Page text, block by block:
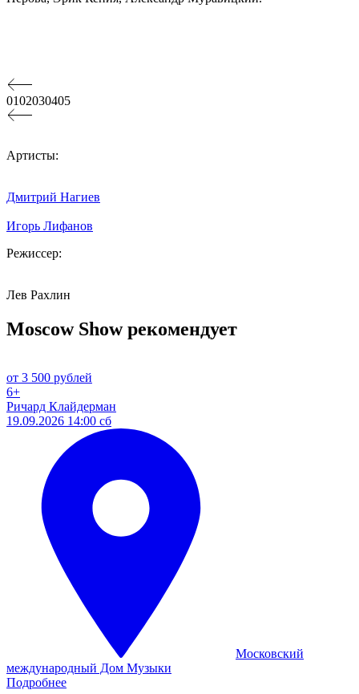
0102030405
Артисты:
Дмитрий Нагиев
Игорь Лифанов
Режиссер:
Лев Рахлин
Moscow Show рекомендует
от 3 500 рублей
6+
Ричард Клайдерман
19.09.2026 14:00 сб
Московский
международный Дом Музыки
Подробнее